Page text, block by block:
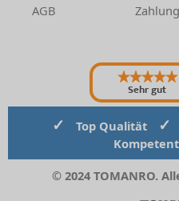
AGB
Zahlung
Sehr gut
✓ Top Qualität ✓
© 2024 TOMANRO.